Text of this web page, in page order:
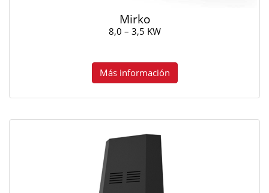
Mirko
8,0 – 3,5 KW
Más información